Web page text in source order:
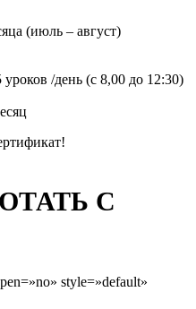
(июль – август)
/день (с 8,00 до 12:30)
С
style=»default»